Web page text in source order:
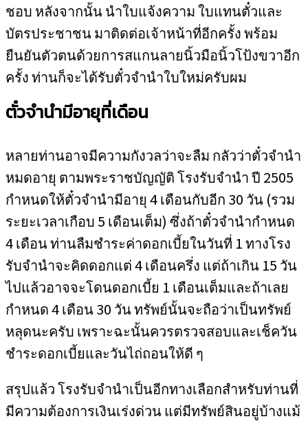
ชอบ หลังจากนั้น นำใบแจ้งความ ใบแทนตั๋วและ
บัตรประชาชน มาติดต่อเจ้าหน้าที่อีกครั้ง พร้อม
ยืนยันตัวตนด้วยการสแกนลายนิ้วมือนิ้วโป้งขวาอีก
ครั้ง ท่านก็จะได้รับตั๋วจำนำใบใหม่ครับผม
ตั๋วจำนำมีอายุที่เดือน
หลายท่านอาจมีความกังวลว่าจะลืม กลัวว่าตั๋วจำนำ
หมดอายุ ตามพระราชบัญญัติ โรงรับจำนำ ปี 2505
กำหนดให้ตั๋วจำนำมีอายุ 4 เดือนกับอีก 30 วัน (รวม
ระยะเวลาเกือบ 5 เดือนเต็ม) ซึ่งถ้าตั๋วจำนำกำหนด
4 เดือน ท่านลืมชำระค่าดอกเบี้ยในวันที่ 1 ทางโรง
รับจำนำจะคิดดอกแต่ 4 เดือนครึ่ง แต่ถ้าเกิน 15 วัน
ไปแล้วอาจจะโดนดอกเบี้ย 1 เดือนเต็มและถ้าเลย
กำหนด 4 เดือน 30 วัน ทรัพย์นั้นจะถือว่าเป็นทรัพย์
หลุดนะครับ เพราะฉะนั้นควรตรวจสอบและเช็ควัน
ชำระดอกเบี้ยและวันไถ่ถอนให้ดี ๆ
สรุปแล้ว โรงรับจำนำเป็นอีกทางเลือกสำหรับท่านที่
มีความต้องการเงินเร่งด่วน แต่มีทรัพย์สินอยู่บ้างแม้